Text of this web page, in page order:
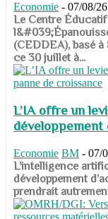
Economie - 07/08/26
​​​​​​​Le Centre
(CEDDEA), basé à
ce 30 juillet à...
L’IA offre un
développement
Economie BM - 07/
​​​​​​​L’intelligence
développement
prendrait